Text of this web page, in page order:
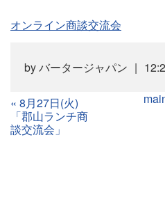
オンライン商談交流会
byバータージャパン
« 8月27日(火)
「郡山ランチ商
談交流会」